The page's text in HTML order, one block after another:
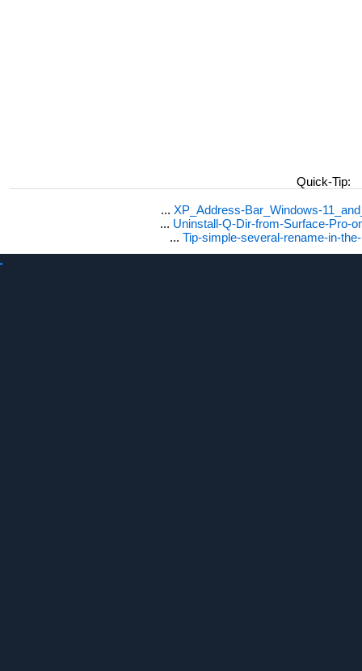
Quick-Tip:
... XP_Address-Bar_Windows-
... Uninstall-Q-Dir-from-Surface-Pro-
... Tip-simple-several-rename-in-